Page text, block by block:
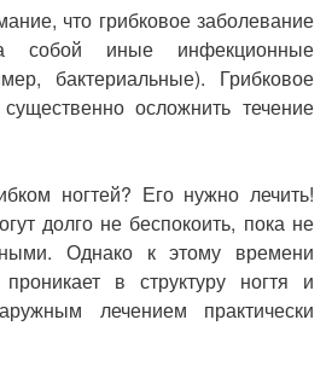
что грибковое заболевание
собой иные инфекционные
бактериальные). Грибковое
осложнить течение
ногтей? Его нужно лечить!
долго не беспокоить, пока не
Однако к этому времени
в структуру ногтя и
лечением практически